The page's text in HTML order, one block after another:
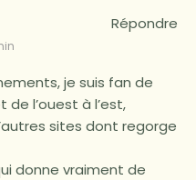
je suis fan de
de l’ouest à l’est,
sites dont regorge
donne vraiment de
Répondre